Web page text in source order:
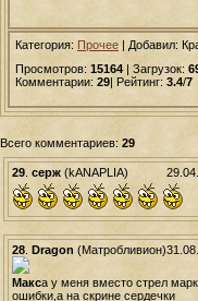
Категория: Прочее | Добавил:
Просмотров: 15164 | Загрузок:
Комментарии: 29 | Рейтинг: 3.4/7
Всего комментариев: 29
29. серж(kANAPLIA)
28. Dragon (Матробливион)
Макса у меня вместо стрел
ошибки,а на скрине сердечки